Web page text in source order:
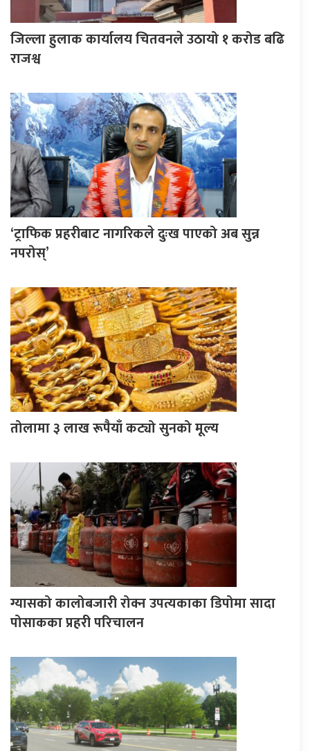
जिल्ला हुलाक कार्यालय चितवनले उठायो १ करोड बढि
राजश्व
‘ट्राफिक प्रहरीबाट नागरिकले दुःख पाएको अब सुन्न
नपरोस्’
तोलामा ३ लाख रूपैयाँ कट्यो सुनको मूल्य
ग्यासको कालोबजारी रोक्न उपत्यकाका डिपोमा सादा
पोसाकका प्रहरी परिचालन